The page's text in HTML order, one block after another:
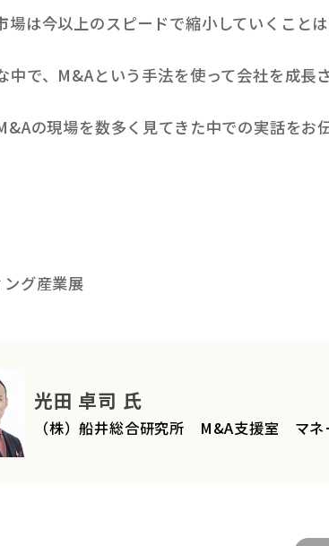
場は今以上のスピードで縮小していくことは
中で、M&Aという手法を使って会社を成長
の現場を数多く見てきた中での実話をお
グ産業展
光田 卓司 氏
（株）船井総合研究所 M&A支援室 マネ